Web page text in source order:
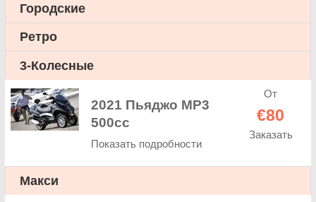
Городские
Ретро
3-Колесные
2021 Пьяджо МР3
500cc
Показать подробности
От
€80
Заказать
Макси